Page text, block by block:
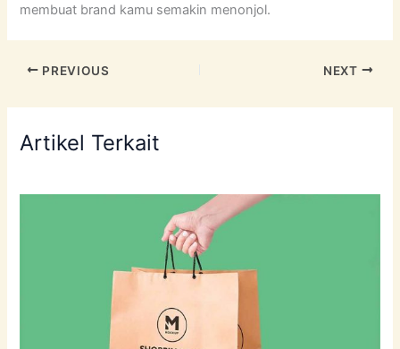
membuat brand kamu semakin menonjol.
PREVIOUS NEXT
Artikel Terkait